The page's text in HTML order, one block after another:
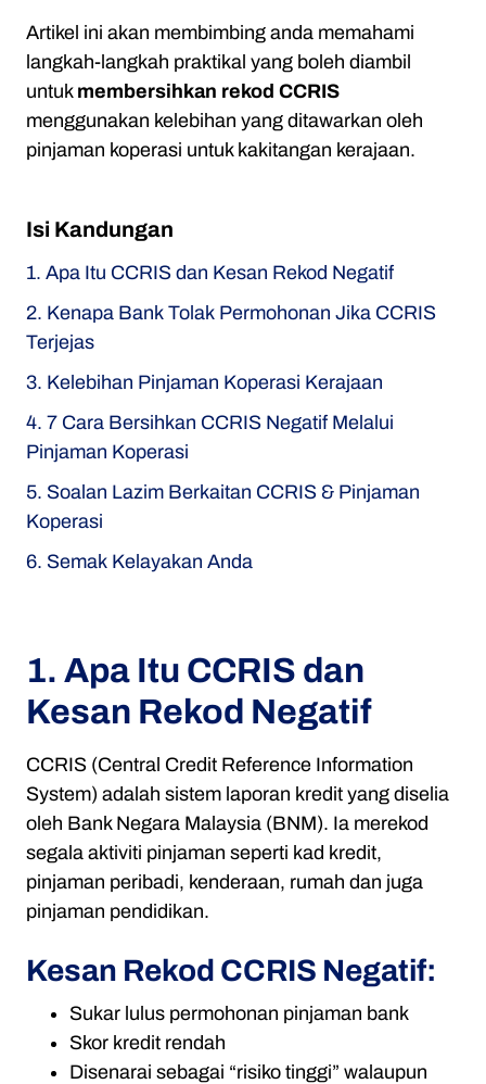
Artikel ini akan membimbing anda memahami
langkah-langkah praktikal yang boleh diambil
untuk membersihkan rekod CCRIS
menggunakan kelebihan yang ditawarkan oleh
pinjaman koperasi untuk kakitangan kerajaan.
Isi Kandungan
1. Apa Itu CCRIS dan Kesan Rekod Negatif
2. Kenapa Bank Tolak Permohonan Jika CCRIS
Terjejas
3. Kelebihan Pinjaman Koperasi Kerajaan
4. 7 Cara Bersihkan CCRIS Negatif Melalui
Pinjaman Koperasi
5. Soalan Lazim Berkaitan CCRIS & Pinjaman
Koperasi
6. Semak Kelayakan Anda
1. Apa Itu CCRIS dan
Kesan Rekod Negatif
CCRIS (Central Credit Reference Information
System) adalah sistem laporan kredit yang diselia
oleh Bank Negara Malaysia (BNM). Ia merekod
segala aktiviti pinjaman seperti kad kredit,
pinjaman peribadi, kenderaan, rumah dan juga
pinjaman pendidikan.
Kesan Rekod CCRIS Negatif:
Sukar lulus permohonan pinjaman bank
Skor kredit rendah
Disenarai sebagai “risiko tinggi” walaupun